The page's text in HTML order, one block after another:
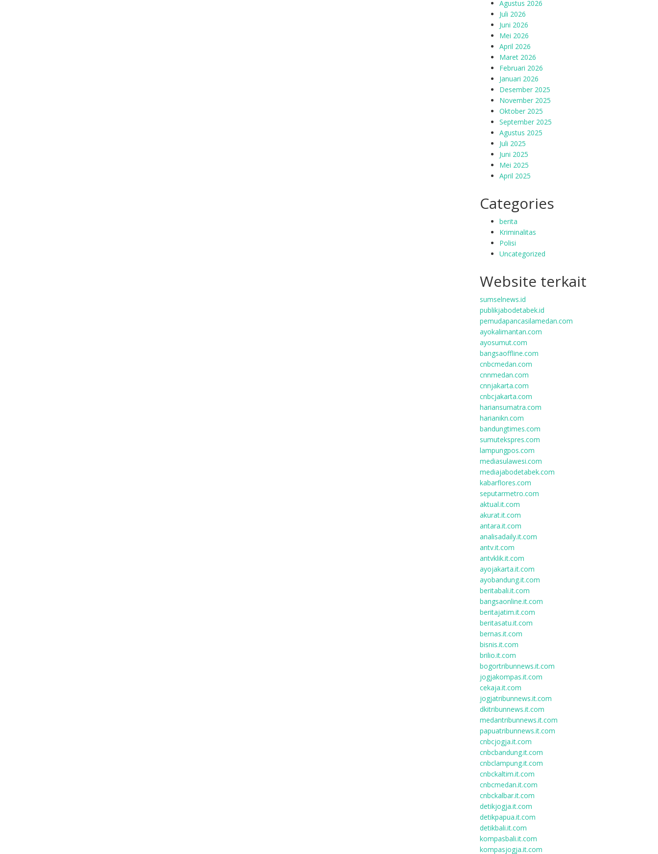
Agustus 2026
Juli 2026
Juni 2026
Mei 2026
April 2026
Maret 2026
Februari 2026
Januari 2026
Desember 2025
November 2025
Oktober 2025
September 2025
Agustus 2025
Juli 2025
Juni 2025
Mei 2025
April 2025
Categories
berita
Kriminalitas
Polisi
Uncategorized
Website terkait
sumselnews.id
publikjabodetabek.id
pemudapancasilamedan.com
ayokalimantan.com
ayosumut.com
bangsaoffline.com
cnbcmedan.com
cnnmedan.com
cnnjakarta.com
cnbcjakarta.com
hariansumatra.com
harianikn.com
bandungtimes.com
sumutekspres.com
lampungpos.com
mediasulawesi.com
mediajabodetabek.com
kabarflores.com
seputarmetro.com
aktual.it.com
akurat.it.com
antara.it.com
analisadaily.it.com
antv.it.com
antvklik.it.com
ayojakarta.it.com
ayobandung.it.com
beritabali.it.com
bangsaonline.it.com
beritajatim.it.com
beritasatu.it.com
bernas.it.com
bisnis.it.com
brilio.it.com
bogortribunnews.it.com
jogjakompas.it.com
cekaja.it.com
jogjatribunnews.it.com
dkitribunnews.it.com
medantribunnews.it.com
papuatribunnews.it.com
cnbcjogja.it.com
cnbcbandung.it.com
cnbclampung.it.com
cnbckaltim.it.com
cnbcmedan.it.com
cnbckalbar.it.com
detikjogja.it.com
detikpapua.it.com
detikbali.it.com
kompasbali.it.com
kompasjogja.it.com